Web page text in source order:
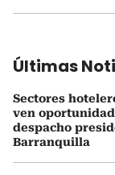
Últimas
Sectores
ven
despacho
Barranquilla